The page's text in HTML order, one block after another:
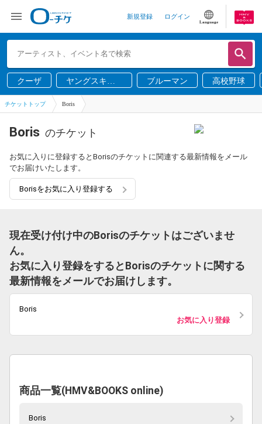
新規登録 ログイン
Language
クーザ
ヤングスキニ
ー
ブルーマン 高校野球
チケットトップ Boris
Boris のチケット
お気に入りに登録するとBorisのチケットに関連する最新情報をメール
でお届けいたします。
Borisをお気に入り登録する
現在受け付け中のBorisのチケットはございませ
ん。
お気に入り登録をするとBorisのチケットに関する
最新情報をメールでお届けします。
Boris
お気に入り登録
商品一覧(HMV&BOOKS online)
Boris